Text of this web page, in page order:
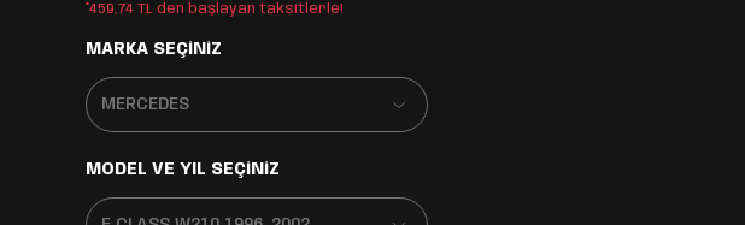
*459,74 TL den başlayan taksitlerle!
MARKA SEÇİNİZ
MODEL VE YIL SEÇİNİZ